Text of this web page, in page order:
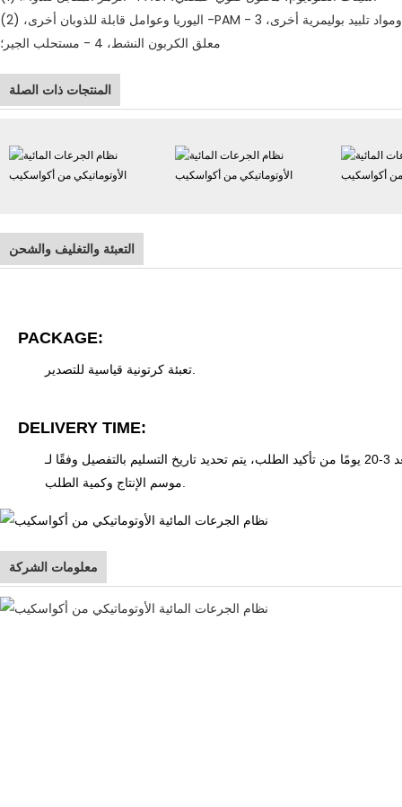
اليوريا وعوامل قابلة للذوبان أخرى، (2) -PAM ومواد تلبيد بوليمرية أخرى، 3 -
معلق الكربون النشط، 4 - مستحلب الجير؛
المنتجات ذات الصلة
التعبئة والتغليف والشحن
PACKAGE:
DELIVERY TIME:
بالتفصيل وفقًا لـ
معلومات الشركة